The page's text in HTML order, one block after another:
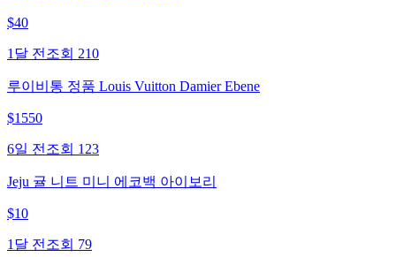
$40
1달 전 조회 210
루이비통 정품 Louis Vuitton Damier Ebene
$1550
6일 전 조회 123
Jeju 귤 니트 미니 에코백 아이보리
$10
1달 전 조회 79